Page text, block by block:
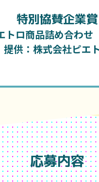
特別協賛企業賞
トロ商品詰め合わせ
提供：株式会社ピエ
応募内容